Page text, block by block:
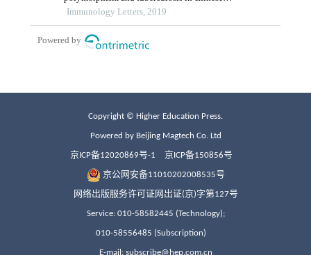
Copyright © Higher Education Press.
Powered by Beijing Magtech Co. Ltd
京ICP备12020869号-1 京ICP备150856号
京公网安备11010202008535号
网络出版服务许可证网出证(京)字第127号
Service: 010-58582445 (Technology);
010-58556485 (Subscription)
E-mail: subscribe@hep.com.cn